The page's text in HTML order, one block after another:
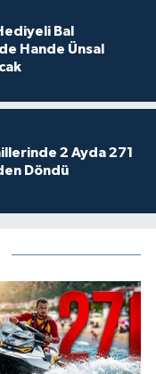
Bal
Hande Ünsal
2 Ayda 271
Döndü